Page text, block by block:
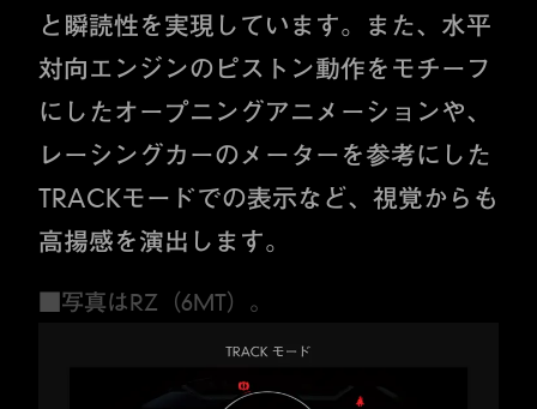
と瞬読性を実現しています。また、水平
対向エンジンのピストン動作をモチーフ
にしたオープニングアニメーションや、
レーシングカーのメーターを参考にした
TRACKモードでの表示など、視覚からも
高揚感を演出します。
■写真はRZ（6MT）。